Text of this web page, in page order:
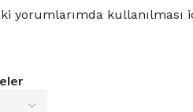
yorumlarımda kullanılması